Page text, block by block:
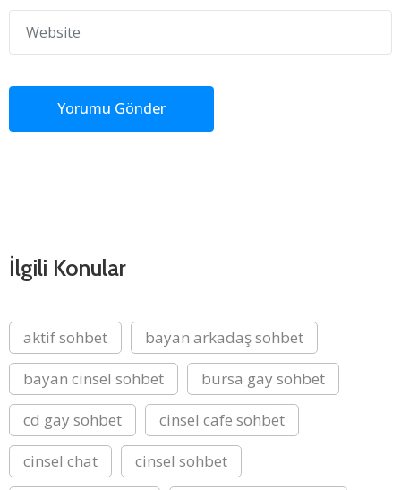
İlgili Konular
aktif sohbet
bayan arkadaş sohbet
bayan cinsel sohbet
bursa gay sohbet
cd gay sohbet
cinsel cafe sohbet
cinsel chat
cinsel sohbet